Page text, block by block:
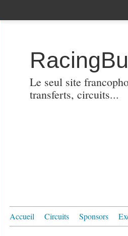
Le seul site
transferts, circuits...
Accueil Circuits Sponsors